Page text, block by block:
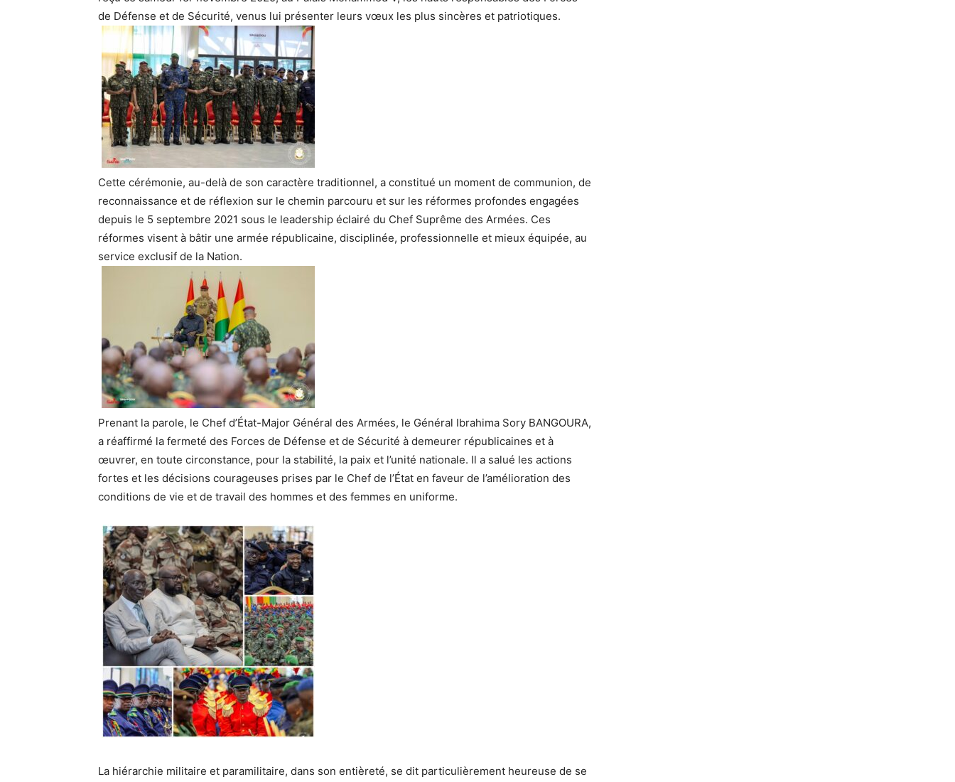
de Défense et de Sécurité, venus lui présenter leurs vœux les plus sincères et patriotiques.
Cette cérémonie, au-delà de son caractère traditionnel, a constitué un moment de communion, de
reconnaissance et de réflexion sur le chemin parcouru et sur les réformes profondes engagées
depuis le 5 septembre 2021 sous le leadership éclairé du Chef Suprême des Armées. Ces
réformes visent à bâtir une armée républicaine, disciplinée, professionnelle et mieux équipée, au
service exclusif de la Nation.
Prenant la parole, le Chef d’État-Major Général des Armées, le Général Ibrahima Sory BANGOURA,
a réaffirmé la fermeté des Forces de Défense et de Sécurité à demeurer républicaines et à
œuvrer, en toute circonstance, pour la stabilité, la paix et l’unité nationale. Il a salué les actions
fortes et les décisions courageuses prises par le Chef de l’État en faveur de l’amélioration des
conditions de vie et de travail des hommes et des femmes en uniforme.
La hiérarchie militaire et paramilitaire, dans son entièreté, se dit particulièrement heureuse de se